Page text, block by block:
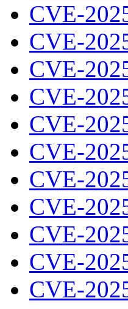
CVE-
CVE-
CVE-
CVE-
CVE-
CVE-
CVE-
CVE-
CVE-
CVE-
CVE-